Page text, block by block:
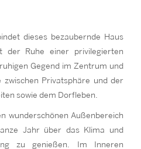
dieses bezaubernde Haus
der Ruhe einer privilegierten
Gegend im Zentrum und
zwischen Privatsphäre und der
sowie dem Dorfleben.
wunderschönen Außenbereich
Jahr über das Klima und
zu genießen. Im Inneren